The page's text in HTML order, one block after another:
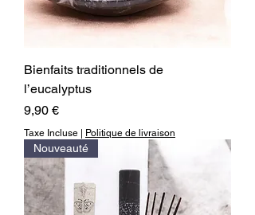
Bienfaits traditionnels de
l’eucalyptus
Prix
9,90 €
Taxe Incluse | Politique de livraison
Nouveauté